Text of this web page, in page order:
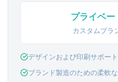
プライベー
カスタムブラ
デザインおよび印刷サポート
ブランド製造のための柔軟